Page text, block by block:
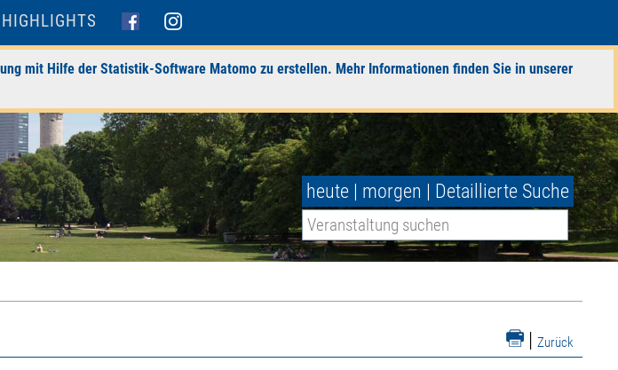
HIGHLIGHTS
mit Hilfe der Statistik-Software Matomo zu erstellen. Mehr Informationen finden Sie in unserer
heute | morgen | Detaillierte Suche
| Zurück